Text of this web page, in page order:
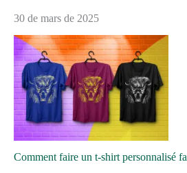
30 de mars de 2025
Comment faire un t-shirt personnalisé